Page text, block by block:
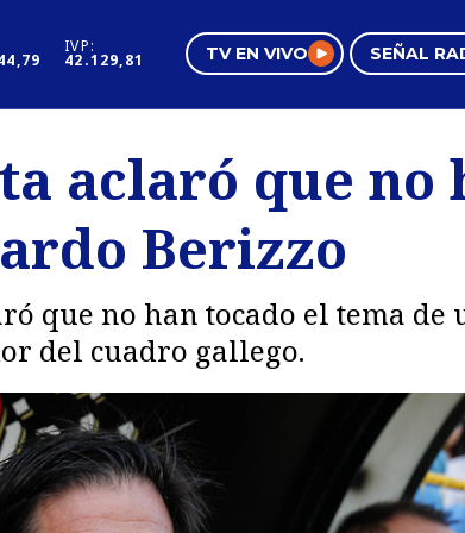
IVP:
42.129,81 TV EN VIVO SEÑAL
Negocios
Pura Mujer
aclaró que no
Berizzo
que no han tocado el tema
del cuadro gallego.